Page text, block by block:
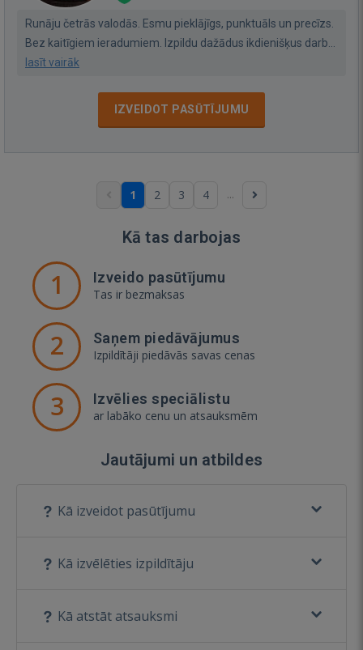
Runāju četrās valodās. Esmu pieklājīgs, punktuāls un precīzs.
Bez kaitīgiem ieradumiem. Izpildu dažādus ikdienišķus darb...
lasīt vairāk
IZVEIDOT PASŪTĪJUMU
1 2 3 4 ...
Kā tas darbojas
1 Izveido pasūtījumu
Tas ir bezmaksas
2 Saņem piedāvājumus
Izpildītāji piedāvās savas cenas
3 Izvēlies speciālistu
ar labāko cenu un atsauksmēm
Jautājumi un atbildes
Kā izveidot pasūtījumu
Kā izvēlēties izpildītāju
Kā atstāt atsauksmi